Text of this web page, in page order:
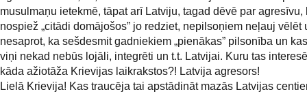
musulmaņu ietekmē, tāpat arī Latviju, tagad dēvē par agresīvu,
nospiež „citādi domājošos” jo redziet, nepilsoņiem neļauj vēlēt
nesaprot, ka sešdesmit gadniekiem „pienākas” pilsonība un
viņi nekad nebūs lojāli, integrēti un t.t. Latvijai. Kuru tas
kāda ažiotāža Krievijas laikrakstos?! Latvija agresors!
Lielā Krievija! Kas traucēja tai apstādināt mazās Latvijas